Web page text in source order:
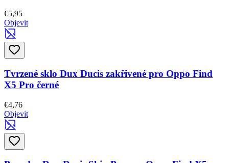
€5,95
Objevit
Tvrzené sklo Dux Ducis zakřivené pro Oppo Find
X5 Pro černé
€4,76
Objevit